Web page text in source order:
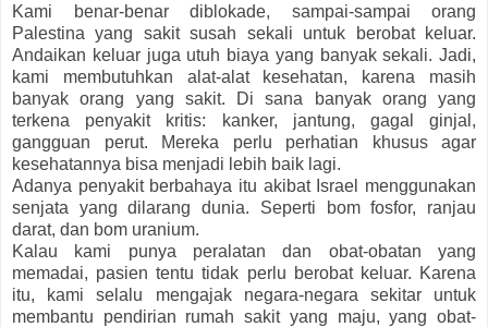
Kami benar-benar diblokade, sampai-sampai orang
Palestina yang sakit susah sekali untuk berobat keluar.
Andaikan keluar juga utuh biaya yang banyak sekali. Jadi,
kami membutuhkan alat-alat kesehatan, karena masih
banyak orang yang sakit. Di sana banyak orang yang
terkena penyakit kritis: kanker, jantung, gagal ginjal,
gangguan perut. Mereka perlu perhatian khusus agar
kesehatannya bisa menjadi lebih baik lagi.
Adanya penyakit berbahaya itu akibat Israel menggunakan
senjata yang dilarang dunia. Seperti bom fosfor, ranjau
darat, dan bom uranium.
Kalau kami punya peralatan dan obat-obatan yang
memadai, pasien tentu tidak perlu berobat keluar. Karena
itu, kami selalu mengajak negara-negara sekitar untuk
membantu pendirian rumah sakit yang maju, yang obat-